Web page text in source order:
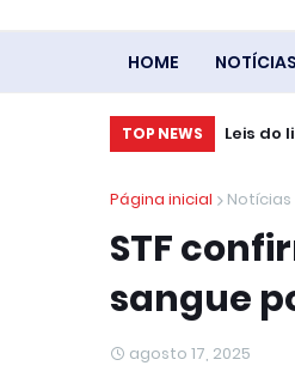
HOME
TOP NEWS Leis do
Página inicial Notícias
STF
sangue
agosto 17, 2025